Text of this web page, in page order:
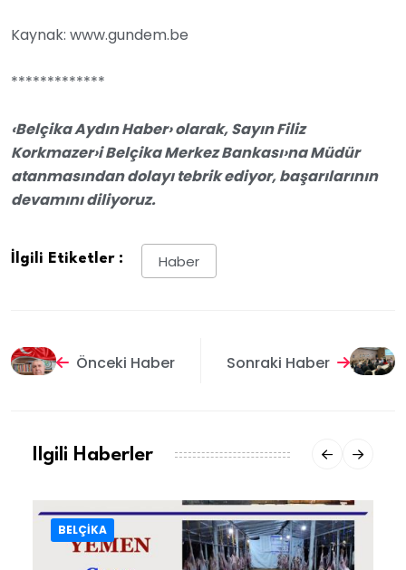
Kaynak: www.gundem.be
*************
‹Belçika Aydın Haber› olarak, Sayın Filiz
Korkmazer›i Belçika Merkez Bankası›na Müdür
atanmasından dolayı tebrik ediyor, başarılarının
devamını diliyoruz.
İlgili Etiketler : Haber
Önceki Haber Sonraki Haber
Ilgili Haberler
BELÇİKA